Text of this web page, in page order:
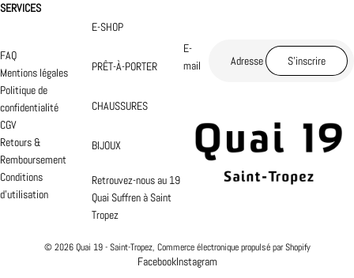
SERVICES
FAQ
Mentions légales
Politique de
confidentialité
CGV
Retours &
Remboursement
Conditions
d'utilisation
E-SHOP
PRÊT-À-PORTER
CHAUSSURES
BIJOUX
Retrouvez-nous au 19
Quai Suffren à Saint
Tropez
E-
mail
S’inscrire
© 2026Quai 19 - Saint-Tropez, Commerce électronique propulsé par Shopify
FacebookInstagram